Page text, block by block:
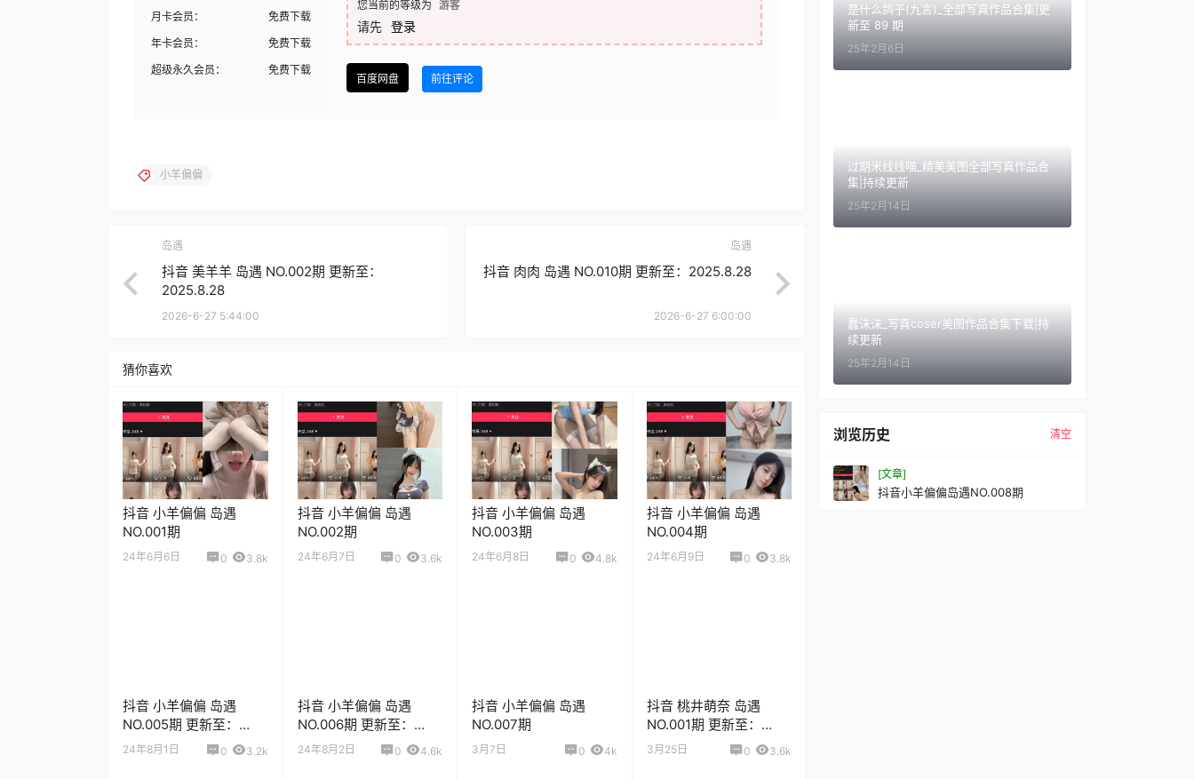
月卡会员：
免费下载
年卡会员：
免费下载
超级永久会员：
免费下载
您当前的等级为 游客
请先 登录
百度网盘 前往评论
小羊偏偏
岛遇
抖音 美羊羊 岛遇 NO.002期 更新至：
2025.8.28
2026-6-27 5:44:00
岛遇
抖音 肉肉 岛遇 NO.010期 更新至：2025.8.28
2026-6-27 6:00:00
猜你喜欢
抖音 小羊偏偏 岛遇
NO.001期
24年6月6日 0 3.8k
抖音 小羊偏偏 岛遇
NO.002期
24年6月7日 0 3.6k
抖音 小羊偏偏 岛遇
NO.003期
24年6月8日 0 4.8k
抖音 小羊偏偏 岛遇
NO.004期
24年6月9日 0 3.8k
抖音 小羊偏偏 岛遇
NO.005期 更新至：
2025.9.4
24年8月1日 0 3.2k
抖音 小羊偏偏 岛遇
NO.006期 更新至：
2025.9.6
24年8月2日 0 4.6k
抖音 小羊偏偏 岛遇
NO.007期
3月7日 0 4k
抖音 桃井萌奈 岛遇
NO.001期 更新至：
2025.7.5
3月25日 0 3.6k
是什么鸽子(九言)_全部写真作品合集|更
新至 89 期
25年2月6日
过期米线线喵_精美美图全部写真作品合
集|持续更新
25年2月14日
蠢沫沫_写真coser美图作品合集下载|持
续更新
25年2月14日
浏览历史 清空
[文章]
抖音小羊偏偏岛遇NO.008期